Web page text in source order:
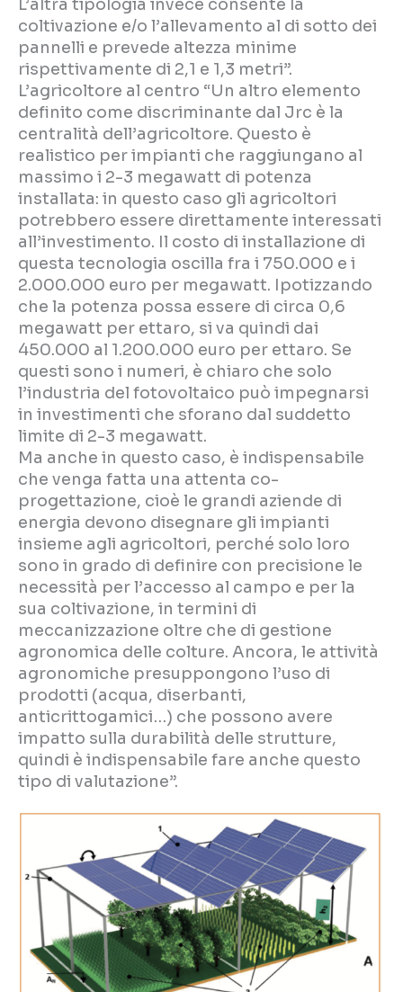
L’altra tipologia invece consente la
coltivazione e/o l’allevamento al di sotto dei
pannelli e prevede altezza minime
rispettivamente di 2,1 e 1,3 metri”.
L’agricoltore al centro “Un altro elemento
definito come discriminante dal Jrc è la
centralità dell’agricoltore. Questo è
realistico per impianti che raggiungano al
massimo i 2-3 megawatt di potenza
installata: in questo caso gli agricoltori
potrebbero essere direttamente interessati
all’investimento. Il costo di installazione di
questa tecnologia oscilla fra i 750.000 e i
2.000.000 euro per megawatt. Ipotizzando
che la potenza possa essere di circa 0,6
megawatt per ettaro, si va quindi dai
450.000 al 1.200.000 euro per ettaro. Se
questi sono i numeri, è chiaro che solo
l’industria del fotovoltaico può impegnarsi
in investimenti che sforano dal suddetto
limite di 2-3 megawatt.
Ma anche in questo caso, è indispensabile
che venga fatta una attenta co-
progettazione, cioè le grandi aziende di
energia devono disegnare gli impianti
insieme agli agricoltori, perché solo loro
sono in grado di definire con precisione le
necessità per l’accesso al campo e per la
sua coltivazione, in termini di
meccanizzazione oltre che di gestione
agronomica delle colture. Ancora, le attività
agronomiche presuppongono l’uso di
prodotti (acqua, diserbanti,
anticrittogamici…) che possono avere
impatto sulla durabilità delle strutture,
quindi è indispensabile fare anche questo
tipo di valutazione”.